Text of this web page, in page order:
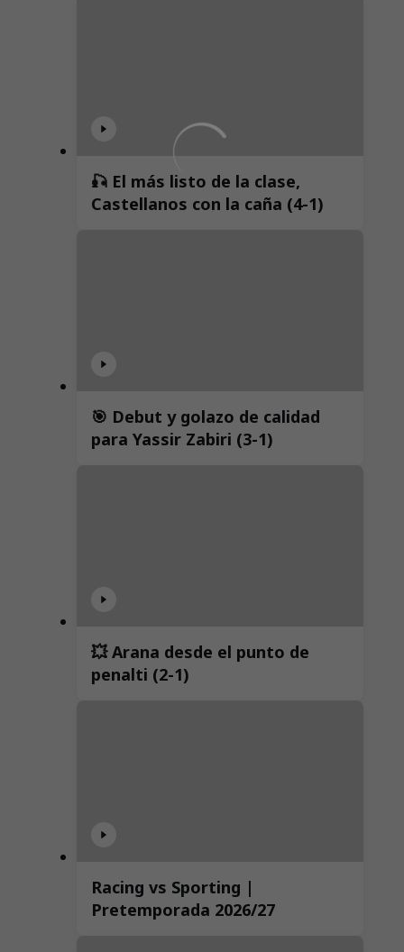
🎣 El más listo de la clase,
Castellanos con la caña (4-1)
🎯 Debut y golazo de calidad
para Yassir Zabiri (3-1)
💥 Arana desde el punto de
penalti (2-1)
Racing vs Sporting |
Pretemporada 2026/27